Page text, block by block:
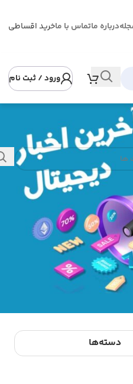
درباره ماتماس با ماخرید اقساطی
ورود / ثبت نام
تازه
پی
دسته‌ها